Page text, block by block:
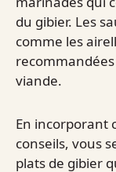
du gibier. Les
comme les
viande.
En incorporant
conseils, vous
plats de gibier